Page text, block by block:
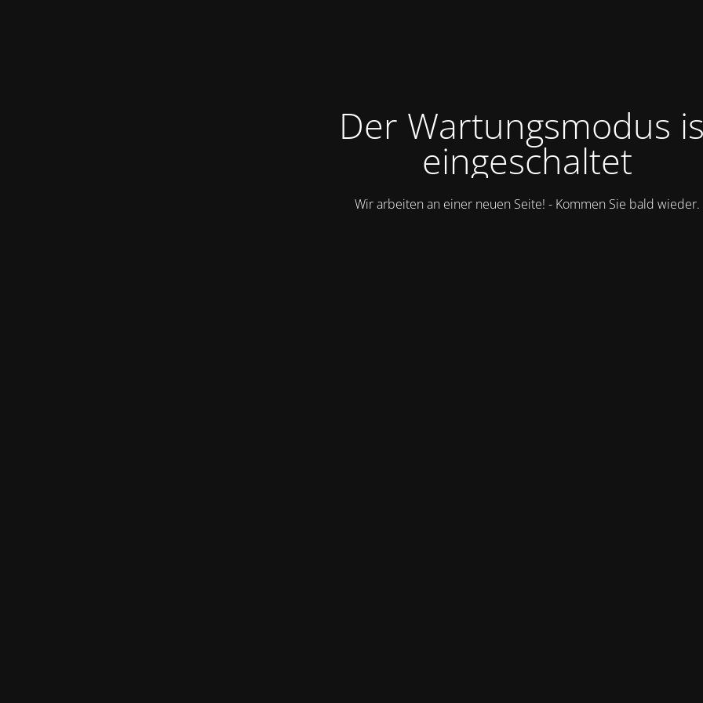
Der Wartungsmodus
eingeschaltet
Wir arbeiten an einer neuen Seite! - Kommen Sie bald wieder.